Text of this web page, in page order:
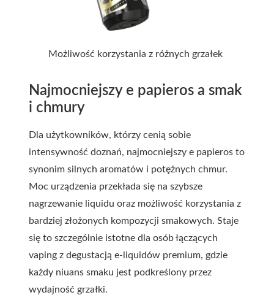
Możliwość korzystania z różnych grzałek
Najmocniejszy e papieros a smak
i chmury
Dla użytkowników, którzy cenią sobie
intensywność doznań, najmocniejszy e papieros to
synonim silnych aromatów i potężnych chmur.
Moc urządzenia przekłada się na szybsze
nagrzewanie liquidu oraz możliwość korzystania z
bardziej złożonych kompozycji smakowych. Staje
się to szczególnie istotne dla osób łączących
vaping z degustacją e-liquidów premium, gdzie
każdy niuans smaku jest podkreślony przez
wydajność grzałki.